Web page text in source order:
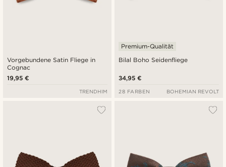
Vorgebundene Satin Fliege in
Cognac
19,95 €
TRENDHIM
Bilal Boho Seidenfliege
Premium-Qualität
34,95 €
28 FARBEN BOHEMIAN REVOLT